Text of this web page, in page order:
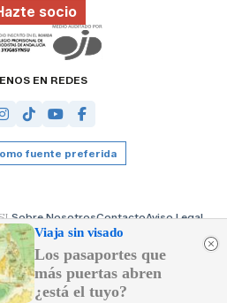
socio
EN REDES
fuente preferida
Sobre NosotrosContactoAviso Legal
RSSDesarrollado porOA Cloud
Viaja sin visado
Los pasaportes que
más puertas abren
¿está el tuyo?